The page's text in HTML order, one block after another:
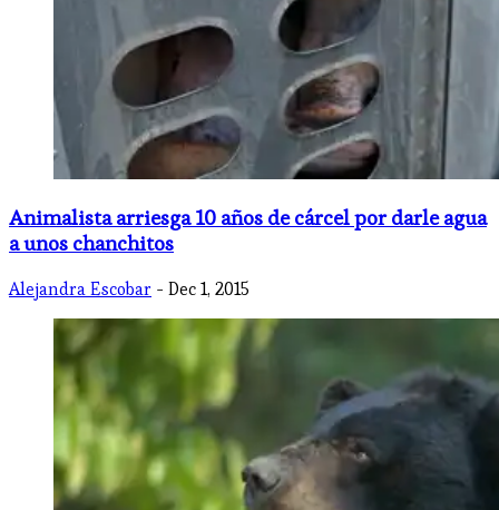
​Animalista arriesga 10 años de cárcel por darle agua
a unos chanchitos
Alejandra Escobar - Dec 1, 2015